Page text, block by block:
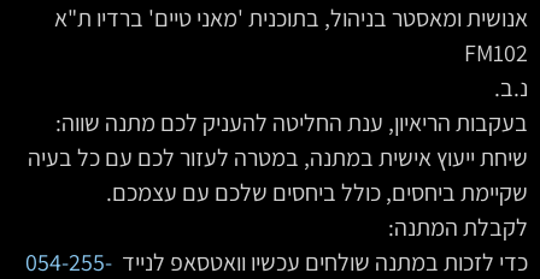
אנושית ומאסטר בניהול, בתוכנית 'מאני טיים' ברדיו ת"א
FM102
נ.ב.
בעקבות הריאיון, ענת החליטה להעניק לכם מתנה שווה:
שיחת ייעוץ אישית במתנה, במטרה לעזור לכם עם כל בעיה
שקיימת ביחסים, כולל ביחסים שלכם עם עצמכם.
לקבלת המתנה:
כדי לזכות במתנה שולחים עכשיו וואטסאפ לנייד 054-255-